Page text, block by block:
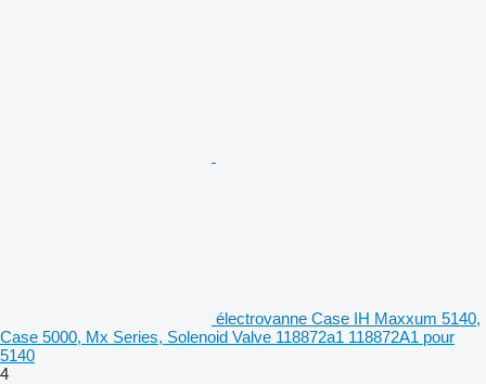
électrovanne Case IH Maxxum 5140,
Case 5000, Mx Series, Solenoid Valve 118872a1 118872A1 pour
5140
4